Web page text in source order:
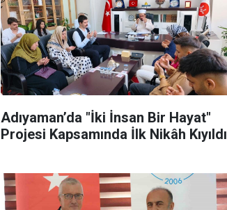
Adıyaman’da "İki İnsan Bir Hayat"
Projesi Kapsamında İlk Nikâh Kıyıldı